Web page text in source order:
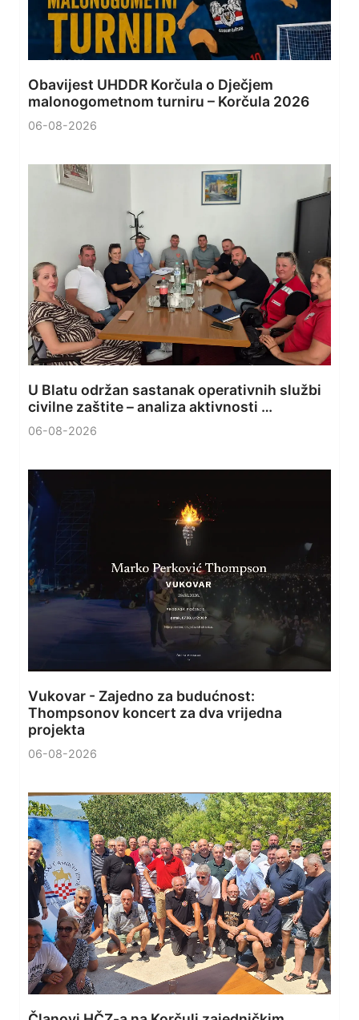
Obavijest UHDDR Korčula o Dječjem
malonogometnom turniru – Korčula 2026
06-08-2026
U Blatu održan sastanak operativnih službi
civilne zaštite – analiza aktivnosti …
06-08-2026
Vukovar - Zajedno za budućnost:
Thompsonov koncert za dva vrijedna
projekta
06-08-2026